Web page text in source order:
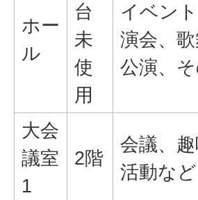
ホー
ル
台
未
使
用
イベン
演会、
公演、
大会
議室
1
2階
会議、
活動など